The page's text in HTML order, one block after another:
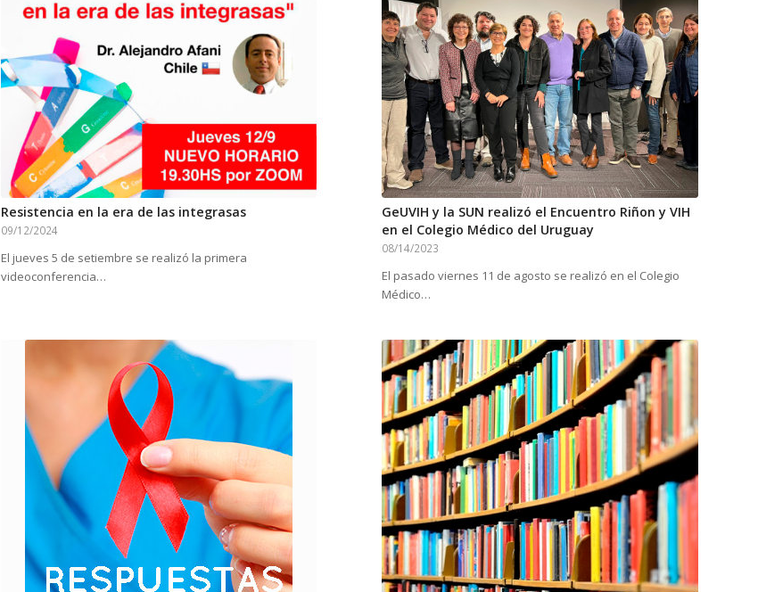
Resistencia en la era de las integrasas
09/12/2024
El jueves 5 de setiembre se realizó la primera
videoconferencia…
GeUVIH y la SUN realizó el Encuentro Riñon y VIH
en el Colegio Médico del Uruguay
08/14/2023
El pasado viernes 11 de agosto se realizó en el Colegio
Médico…